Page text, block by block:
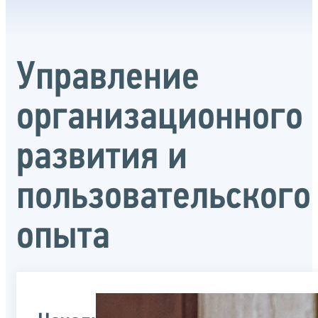
Управление
организационного
развития и
пользовательского
опыта